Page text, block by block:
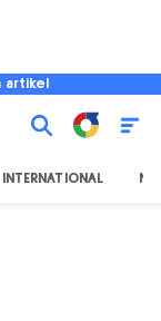
artikel
INTERNATIONAL